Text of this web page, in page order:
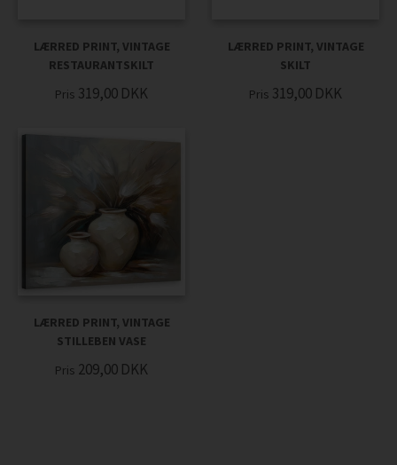
LÆRRED PRINT, VINTAGE
RESTAURANTSKILT
Pris 319,00 DKK
LÆRRED PRINT, VINTAGE
SKILT
Pris 319,00 DKK
LÆRRED PRINT, VINTAGE
STILLEBEN VASE
Pris 209,00 DKK